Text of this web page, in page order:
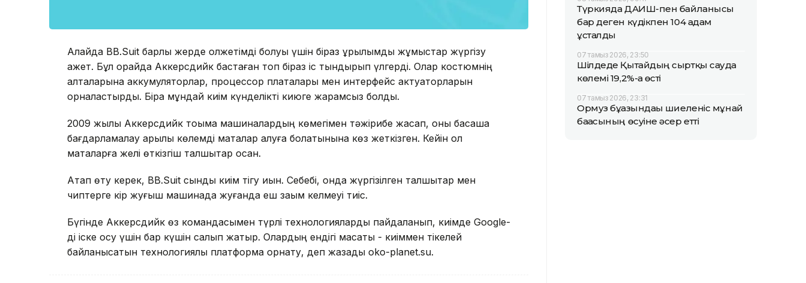
Алайда BB.Suit барлық жерде қолжетімді болуы үшін біраз құрылымдық жұмыстар жүргізу
қажет. Бұл орайда Аккерсдийк бастаған топ біраз іс тындырып үлгерді. Олар костюмнің
қалталарына аккумуляторлар, процессор платалары мен интерфейс актуаторларын
орналастырды. Бірақ мұндай киім күнделікті киюге жарамсыз болды.
2009 жылы Аккерсдийк тоқыма машиналардың көмегімен тәжірибе жасап, оны басқаша
бағдарламалау арқылы көлемді маталар алуға болатынына көз жеткізген. Кейін ол
маталарға желі өткізгіш талшықтар қосқан.
Атап өту керек, BB.Suit сынды киім тігу қиын. Себебі, онда жүргізілген талшықтар мен
чиптерге кір жуғыш машинада жуғанда еш зақым келмеуі тиіс.
Бүгінде Аккерсдийк өз командасымен түрлі технологияларды пайдаланып, киімде Google-
ді іске қосу үшін бар күшін салып жатыр. Олардың ендігі мақсаты - киіммен тікелей
байланысатын технологиялық платформа орнату, деп жазады oko-planet.su.
Түркияда ДАИШ-пен байланысы
бар деген күдікпен 104 адам
ұсталды
07 тамыз 2026, 23:50
Шілдеде Қытайдың сыртқы сауда
көлемі 19,2%-ға өсті
07 тамыз 2026, 23:31
Ормуз бұғазындағы шиеленіс мұнай
бағасының өсуіне әсер етті